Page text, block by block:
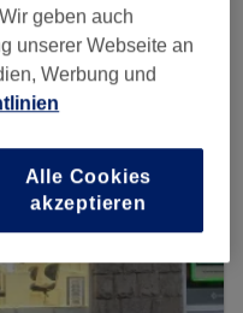
geben auch
unserer Webseite an
Werbung und
Alle Cookies
akzeptieren